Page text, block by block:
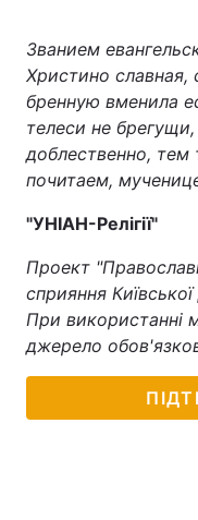
Званием
Христино славная,
бренную вменила
телеси не
доблественно, тем
почитаем,
"УНІАН-Релігії"
Проект
сприяння Київської
При використанні
джерело